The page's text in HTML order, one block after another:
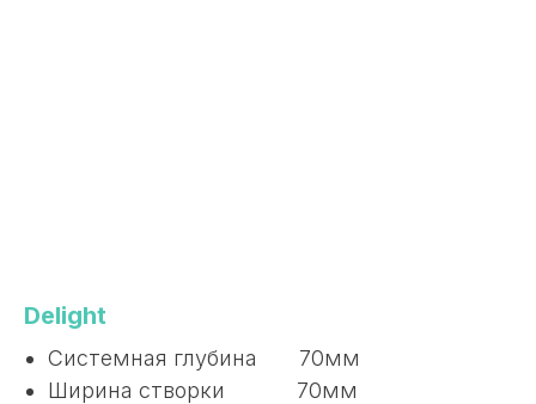
Delight
Системная глубина 70мм
Ширина створки 70мм